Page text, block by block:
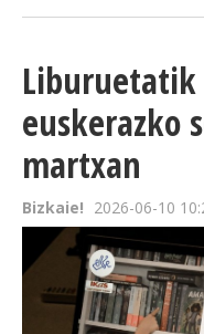
euskerazko
martxan
Bizkaie! 2026-06-10